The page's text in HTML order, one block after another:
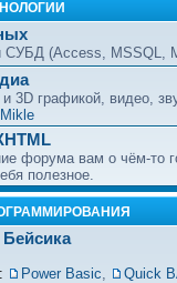
СУБД (Access, MSSQL,
и 3D графикой, видео,
Mikle
форума вам о чём-то
полезное.
Power Basic, Quick